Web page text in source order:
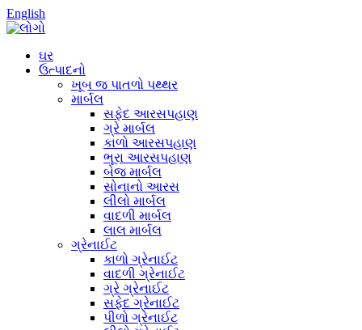
English
ઘર
ઉત્પાદનો
ખૂબ જ પાતળો પથ્થર
માર્બલ
સફેદ આરસપહાણ
ગ્રે માર્બલ
કાળો આરસપહાણ
ભૂરા આરસપહાણ
બેજ માર્બલ
સોનાનો આરસ
લીલો માર્બલ
વાદળી માર્બલ
લાલ માર્બલ
ગ્રેનાઈટ
કાળો ગ્રેનાઈટ
વાદળી ગ્રેનાઈટ
ગ્રે ગ્રેનાઈટ
સફેદ ગ્રેનાઈટ
પીળો ગ્રેનાઈટ